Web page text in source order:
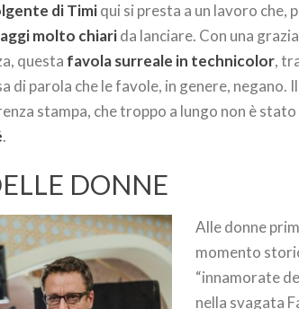
di Timiqui si presta a un lavoro che,
molto chiarida lanciare. Con una
questa favola surreale in technicolor,
di parola che le favole, in genere, negano. Il
stampa, che troppo a lungo non è stato
.
DONNE
Alle donne
momento
“innamorate
nella svagata